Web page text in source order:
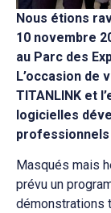
Nous étions
10 novembre
au Parc des
L’occasion de
TITANLINK et
logicielles
professionnels
Masqués mais
prévu un
démonstrations